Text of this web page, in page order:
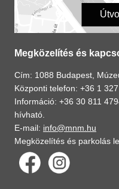
Megközelítés és
Cím: 1088 Budapest,
Központi telefon: +36 1
Információ: +36 30 811
hívható.
E-mail: info@mnm.hu
Megközelítés és parkolás